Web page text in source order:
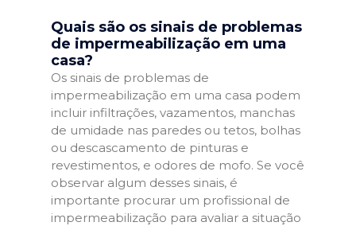
Quais são os sinais de problemas
de impermeabilização em uma
casa?
Os sinais de problemas de
impermeabilização em uma casa podem
incluir infiltrações, vazamentos, manchas
de umidade nas paredes ou tetos, bolhas
ou descascamento de pinturas e
revestimentos, e odores de mofo. Se você
observar algum desses sinais, é
importante procurar um profissional de
impermeabilização para avaliar a situação